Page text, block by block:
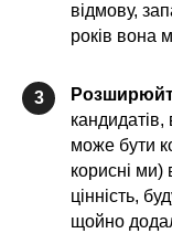
відмову,
років вона
3
кандидатів,
може бути
корисні ми)
цінність,
щойно